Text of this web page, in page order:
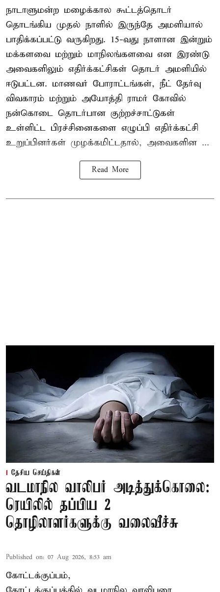
நாடாளுமன்ற மழைக்கால கூட்டத்தொடர்
தொடங்கிய முதல் நாளில் இருந்தே அமளியால்
பாதிக்கப்பட்டு வருகிறது. 15-வது நாளான இன்றும்
மக்களவை மற்றும் மாநிலங்களவை என இரண்டு
அவைகளிலும் எதிர்க்கட்சிகள் தொடர் அமளியில்
ஈடுபட்டன. மாணவர் போராட்டங்கள், நீட் தேர்வு
விவகாரம் மற்றும் அயோத்தி ராமர் கோவில்
நன்கொடை தொடர்பான குற்றச்சாட்டுகள்
உள்ளிட்ட பிரச்சினைகளை எழுப்பி எதிர்க்கட்சி
உறுப்பினர்கள் முழக்கமிட்டதால், அவைகளின ...
Read More
தேசிய செய்திகள்
வடமாநில வாலிபர் அடித்துக்கொலை:
ரெயிலில் தப்பிய 2
தொழிலாளர்களுக்கு வலைவீச்சு
Published on: 07 Aug 2026, 8:53 am
கோட்டக்குப்பம்,